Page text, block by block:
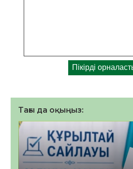
Тағы да оқыңыз: